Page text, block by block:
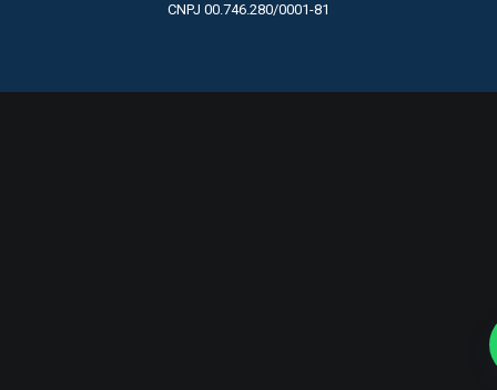
CNPJ 00.746.280/0001-81